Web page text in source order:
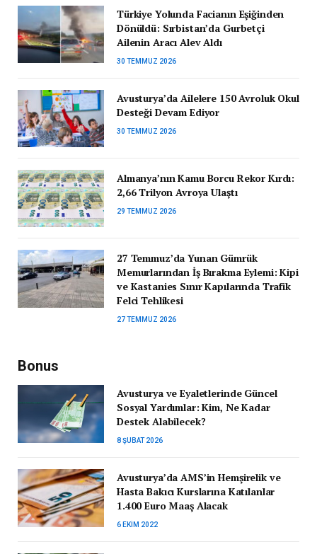
Türkiye Yolunda Facianın Eşiğinden
Dönüldü: Sırbistan’da Gurbetçi
Ailenin Aracı Alev Aldı
30 TEMMUZ 2026
Avusturya’da Ailelere 150 Avroluk Okul
Desteği Devam Ediyor
30 TEMMUZ 2026
Almanya’nın Kamu Borcu Rekor Kırdı:
2,66 Trilyon Avroya Ulaştı
29 TEMMUZ 2026
27 Temmuz’da Yunan Gümrük
Memurlarından İş Bırakma Eylemi: Kipi
ve Kastanies Sınır Kapılarında Trafik
Felci Tehlikesi
27 TEMMUZ 2026
Bonus
Avusturya ve Eyaletlerinde Güncel
Sosyal Yardımlar: Kim, Ne Kadar
Destek Alabilecek?
8 ŞUBAT 2026
Avusturya’da AMS’in Hemşirelik ve
Hasta Bakıcı Kurslarına Katılanlar
1.400 Euro Maaş Alacak
6 EKIM 2022